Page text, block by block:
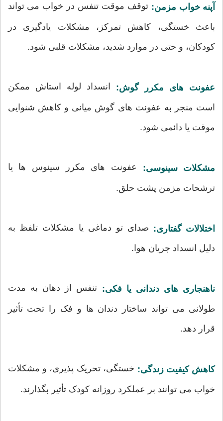
آپنه خواب مزمن: توقف موقت تنفس در خواب می تواند
باعث خستگی، کاهش تمرکز، مشکلات یادگیری در
کودکان، و حتی در موارد شدید، مشکلات قلبی شود.
عفونت های مکرر گوش: انسداد لوله استاش ممکن
است منجر به عفونت های گوش میانی و کاهش شنوایی
موقت یا دائمی شود.
مشکلات سینوسی: عفونت های مکرر سینوس ها یا
ترشحات مزمن پشت حلق.
اختلالات گفتاری: صدای تو دماغی یا مشکلات تلفظ به
دلیل انسداد جریان هوا.
ناهنجاری های دندانی یا فکی: تنفس از دهان به مدت
طولانی می تواند ساختار دندان ها و فک را تحت تأثیر
قرار دهد.
کاهش کیفیت زندگی: خستگی، تحریک پذیری، و مشکلات
خواب می توانند بر عملکرد روزانه کودک تأثیر بگذارند.